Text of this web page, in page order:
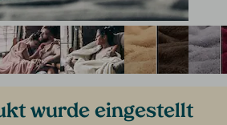
wurde eingestellt